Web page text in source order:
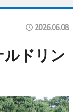
2026.06.08
ルドリン